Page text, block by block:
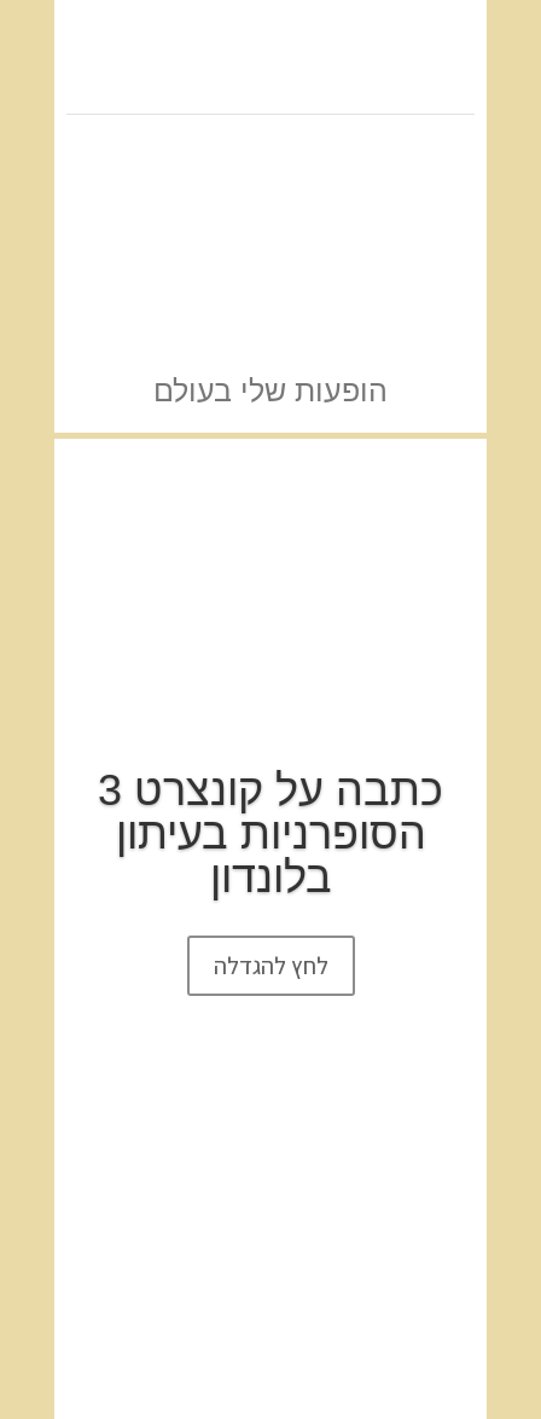
הופעות שלי בעולם
כתבה על קונצרט 3
הסופרניות בעיתון
בלונדון
לחץ להגדלה